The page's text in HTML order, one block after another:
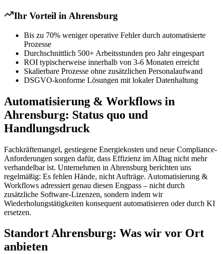
Ihr Vorteil in Ahrensburg
Bis zu 70% weniger operative Fehler durch automatisierte
Prozesse
Durchschnittlich 500+ Arbeitsstunden pro Jahr eingespart
ROI typischerweise innerhalb von 3-6 Monaten erreicht
Skalierbare Prozesse ohne zusätzlichen Personalaufwand
DSGVO-konforme Lösungen mit lokaler Datenhaltung
Automatisierung & Workflows in
Ahrensburg: Status quo und
Handlungsdruck
Fachkräftemangel, gestiegene Energiekosten und neue Compliance-
Anforderungen sorgen dafür, dass Effizienz im Alltag nicht mehr
verhandelbar ist. Unternehmen in Ahrensburg berichten uns
regelmäßig: Es fehlen Hände, nicht Aufträge. Automatisierung &
Workflows adressiert genau diesen Engpass – nicht durch
zusätzliche Software-Lizenzen, sondern indem wir
Wiederholungstätigkeiten konsequent automatisieren oder durch KI
ersetzen.
Standort Ahrensburg: Was wir vor Ort
anbieten